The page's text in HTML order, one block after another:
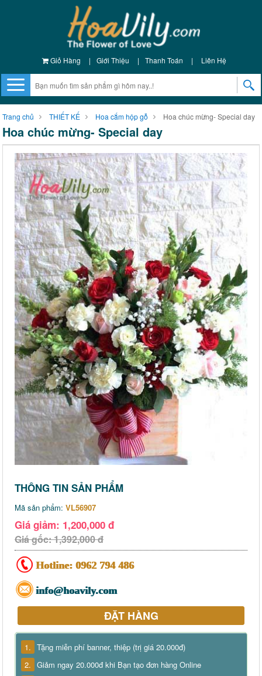
Giỏ Hàng | Giới Thiệu | Thanh Toán | Liên Hệ
Trang chủ THIẾT KẾ Hoa cắm hộp gỗ Hoa chúc mừng- Special day
Hoa chúc mừng- Special day
THÔNG TIN SẢN PHẨM
Mã sản phẩm: VL56907
Giá giảm: 1,200,000 đ
Giá gốc: 1,392,000 đ
Hotline: 0962 794 486
info@hoavily.com
ĐẶT HÀNG
1. Tặng miễn phí banner, thiệp (trị giá 20.000đ)
2. Giảm ngay 20.000đ khi Bạn tạo đơn hàng Online